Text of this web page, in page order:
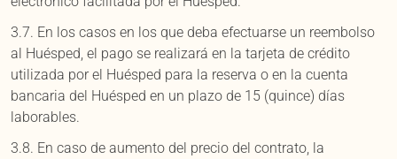
3.7. En los casos en los que deba efectuarse un reembolso
al Huésped, el pago se realizará en la tarjeta de crédito
utilizada por el Huésped para la reserva o en la cuenta
bancaria del Huésped en un plazo de 15 (quince) días
laborables.
3.8. En caso de aumento del precio del contrato, la